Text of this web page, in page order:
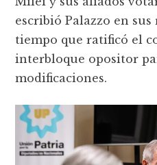
escribió Palazzo en sus
tiempo que ratificó el
interbloque opositor
modificaciones.